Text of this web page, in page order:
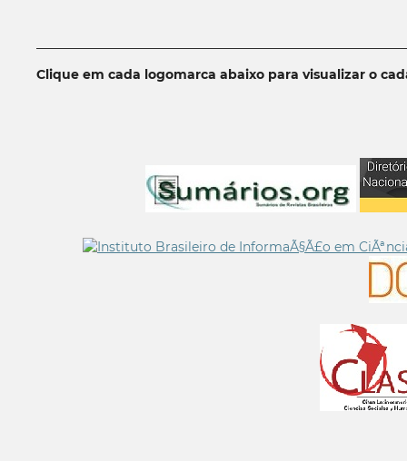
Clique em cada logomarca abaixo para visualizar o